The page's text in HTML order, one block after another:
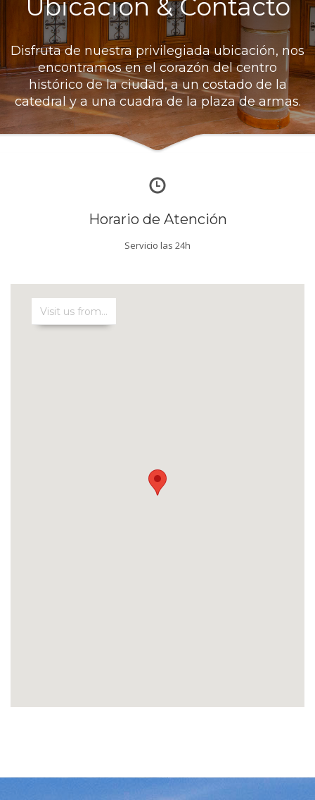
Ubicación & Contacto
Disfruta de nuestra privilegiada ubicación, nos
encontramos en el corazón del centro
histórico de la ciudad, a un costado de la
catedral y a una cuadra de la plaza de armas.
Horario de Atención
Servicio las 24h